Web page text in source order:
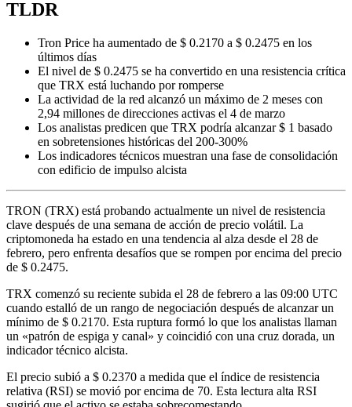
TLDR
Tron Price ha aumentado de $ 0.2170 a $ 0.2475 en los
últimos días
El nivel de $ 0.2475 se ha convertido en una resistencia crítica
que TRX está luchando por romperse
La actividad de la red alcanzó un máximo de 2 meses con
2,94 millones de direcciones activas el 4 de marzo
Los analistas predicen que TRX podría alcanzar $ 1 basado
en sobretensiones históricas del 200-300%
Los indicadores técnicos muestran una fase de consolidación
con edificio de impulso alcista
TRON (TRX) está probando actualmente un nivel de resistencia
clave después de una semana de acción de precio volátil. La
criptomoneda ha estado en una tendencia al alza desde el 28 de
febrero, pero enfrenta desafíos que se rompen por encima del precio
de $ 0.2475.
TRX comenzó su reciente subida el 28 de febrero a las 09:00 UTC
cuando estalló de un rango de negociación después de alcanzar un
mínimo de $ 0.2170. Esta ruptura formó lo que los analistas llaman
un «patrón de espiga y canal» y coincidió con una cruz dorada, un
indicador técnico alcista.
El precio subió a $ 0.2370 a medida que el índice de resistencia
relativa (RSI) se movió por encima de 70. Esta lectura alta RSI